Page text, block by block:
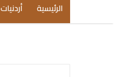
الرئيسية أردنيات